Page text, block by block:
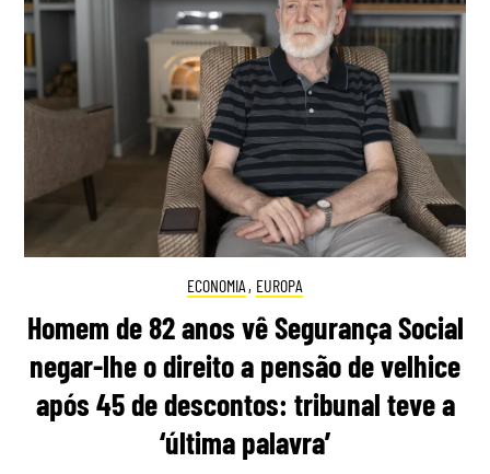
ECONOMIA , EUROPA
Homem de 82 anos vê Segurança Social
negar-lhe o direito a pensão de velhice
após 45 de descontos: tribunal teve a
‘última palavra’